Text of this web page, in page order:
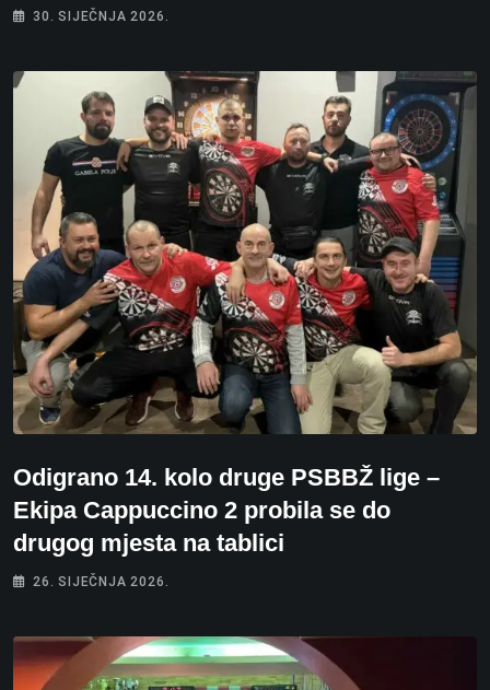
30. SIJEČNJA 2026.
Odigrano 14. kolo druge PSBBŽ lige –
Ekipa Cappuccino 2 probila se do
drugog mjesta na tablici
26. SIJEČNJA 2026.